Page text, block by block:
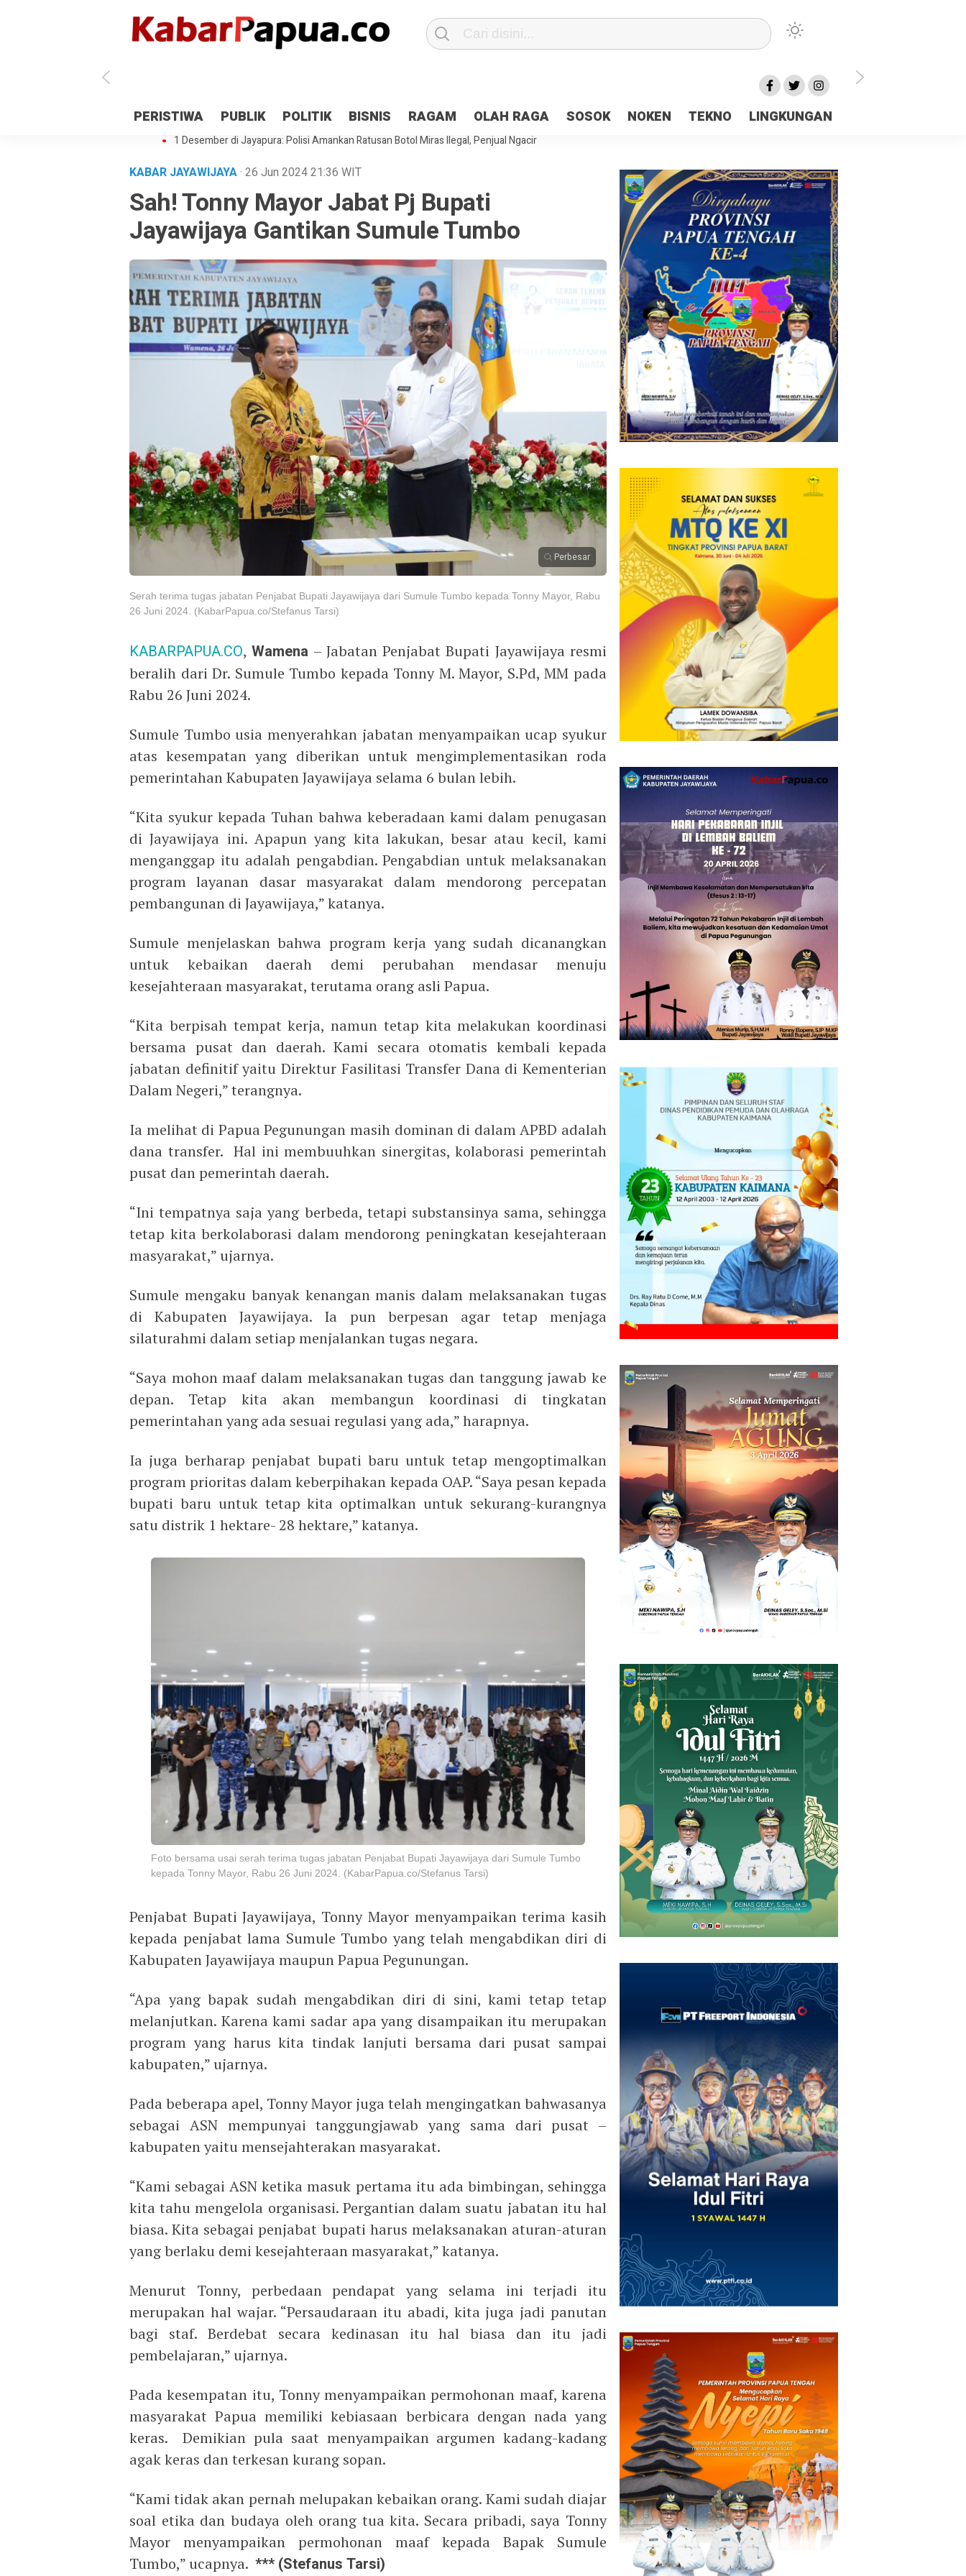
PERISTIWA PUBLIK POLITIK BISNIS RAGAM OLAH RAGA SOSOK NOKEN TEKNO LINGKUNGAN
Antisipasi 1 Desember, TNI Polri Patroli 2×24 jam di Kota Jayapura
Pesan Sejuk Polri di Deklarasi Pemilu Ceria Tanah Papua
Gedung Perpustakaan SMPN 5 Sentani Terbakar
Hibah Pilkada Jayapura Cair 10 Persen, Deposit Kas Daerah Rp23 Miliar Disorot
1 Desember di Jayapura: Polisi Amankan Ratusan Botol Miras Ilegal, Penjual Ngacir
KABAR JAYAWIJAYA· 26 Jun 202421:36 WIT
Sah! Tonny Mayor Jabat Pj Bupati
Jayawijaya Gantikan Sumule Tumbo
Perbesar
Serah terima tugas jabatan Penjabat Bupati Jayawijaya dari Sumule Tumbo kepada Tonny Mayor, Rabu
26 Juni 2024. (KabarPapua.co/Stefanus Tarsi)
KABARPAPUA.CO,Wamena – Jabatan Penjabat Bupati Jayawijaya resmi
beralih dari Dr. Sumule Tumbo kepada Tonny M. Mayor, S.Pd, MM pada
Rabu 26 Juni 2024.
Sumule Tumbo usia menyerahkan jabatan menyampaikan ucap syukur
atas kesempatan yang diberikan untuk mengimplementasikan roda
pemerintahan Kabupaten Jayawijaya selama 6 bulan lebih.
“Kita syukur kepada Tuhan bahwa keberadaan kami dalam penugasan
di Jayawijaya ini. Apapun yang kita lakukan, besar atau kecil, kami
menganggap itu adalah pengabdian. Pengabdian untuk melaksanakan
program layanan dasar masyarakat dalam mendorong percepatan
pembangunan di Jayawijaya,” katanya.
Sumule menjelaskan bahwa program kerja yang sudah dicanangkan
untuk kebaikan daerah demi perubahan mendasar menuju
kesejahteraan masyarakat, terutama orang asli Papua.
“Kita berpisah tempat kerja, namun tetap kita melakukan koordinasi
bersama pusat dan daerah. Kami secara otomatis kembali kepada
jabatan definitif yaitu Direktur Fasilitasi Transfer Dana di Kementerian
Dalam Negeri,” terangnya.
Ia melihat di Papua Pegunungan masih dominan di dalam APBD adalah
dana transfer. Hal ini membuuhkan sinergitas, kolaborasi pemerintah
pusat dan pemerintah daerah.
“Ini tempatnya saja yang berbeda, tetapi substansinya sama, sehingga
tetap kita berkolaborasi dalam mendorong peningkatan kesejahteraan
masyarakat,” ujarnya.
Sumule mengaku banyak kenangan manis dalam melaksanakan tugas
di Kabupaten Jayawijaya. Ia pun berpesan agar tetap menjaga
silaturahmi dalam setiap menjalankan tugas negara.
“Saya mohon maaf dalam melaksanakan tugas dan tanggung jawab ke
depan. Tetap kita akan membangun koordinasi di tingkatan
pemerintahan yang ada sesuai regulasi yang ada,” harapnya.
Ia juga berharap penjabat bupati baru untuk tetap mengoptimalkan
program prioritas dalam keberpihakan kepada OAP. “Saya pesan kepada
bupati baru untuk tetap kita optimalkan untuk sekurang-kurangnya
satu distrik 1 hektare- 28 hektare,” katanya.
Foto bersama usai serah terima tugas jabatan Penjabat Bupati Jayawijaya dari Sumule Tumbo
kepada Tonny Mayor, Rabu 26 Juni 2024. (KabarPapua.co/Stefanus Tarsi)
Penjabat Bupati Jayawijaya, Tonny Mayor menyampaikan terima kasih
kepada penjabat lama Sumule Tumbo yang telah mengabdikan diri di
Kabupaten Jayawijaya maupun Papua Pegunungan.
“Apa yang bapak sudah mengabdikan diri di sini, kami tetap tetap
melanjutkan. Karena kami sadar apa yang disampaikan itu merupakan
program yang harus kita tindak lanjuti bersama dari pusat sampai
kabupaten,” ujarnya.
Pada beberapa apel, Tonny Mayor juga telah mengingatkan bahwasanya
sebagai ASN mempunyai tanggungjawab yang sama dari pusat –
kabupaten yaitu mensejahterakan masyarakat.
“Kami sebagai ASN ketika masuk pertama itu ada bimbingan, sehingga
kita tahu mengelola organisasi. Pergantian dalam suatu jabatan itu hal
biasa. Kita sebagai penjabat bupati harus melaksanakan aturan-aturan
yang berlaku demi kesejahteraan masyarakat,” katanya.
Menurut Tonny, perbedaan pendapat yang selama ini terjadi itu
merupakan hal wajar. “Persaudaraan itu abadi, kita juga jadi panutan
bagi staf. Berdebat secara kedinasan itu hal biasa dan itu jadi
pembelajaran,” ujarnya.
Pada kesempatan itu, Tonny menyampaikan permohonan maaf, karena
masyarakat Papua memiliki kebiasaan berbicara dengan nada yang
keras. Demikian pula saat menyampaikan argumen kadang-kadang
agak keras dan terkesan kurang sopan.
“Kami tidak akan pernah melupakan kebaikan orang. Kami sudah diajar
soal etika dan budaya oleh orang tua kita. Secara pribadi, saya Tonny
Mayor menyampaikan permohonan maaf kepada Bapak Sumule
Tumbo,” ucapnya. *** (Stefanus Tarsi)